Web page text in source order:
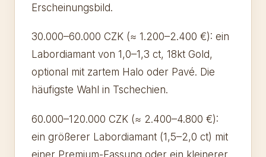
Erscheinungsbild.
30.000–60.000 CZK (≈ 1.200–2.400 €): ein
Labordiamant von 1,0–1,3 ct, 18kt Gold,
optional mit zartem Halo oder Pavé. Die
häufigste Wahl in Tschechien.
60.000–120.000 CZK (≈ 2.400–4.800 €):
ein größerer Labordiamant (1,5–2,0 ct) mit
einer Premium-Fassung oder ein kleinerer